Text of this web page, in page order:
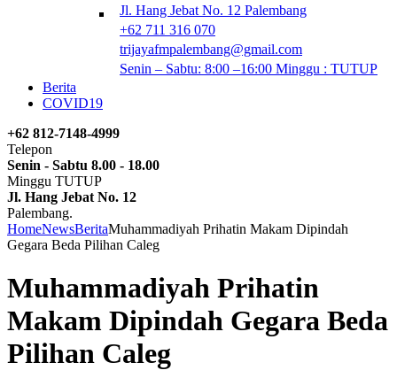
Jl. Hang Jebat No. 12 Palembang
+62 711 316 070
trijayafmpalembang@gmail.com
Senin – Sabtu: 8:00 –16:00 Minggu : TUTUP
Berita
COVID19
+62 812-7148-4999
Telepon
Senin - Sabtu 8.00 - 18.00
Minggu TUTUP
Jl. Hang Jebat No. 12
Palembang.
HomeNewsBeritaMuhammadiyah Prihatin Makam Dipindah
Gegara Beda Pilihan Caleg
Muhammadiyah Prihatin
Makam Dipindah Gegara Beda
Pilihan Caleg